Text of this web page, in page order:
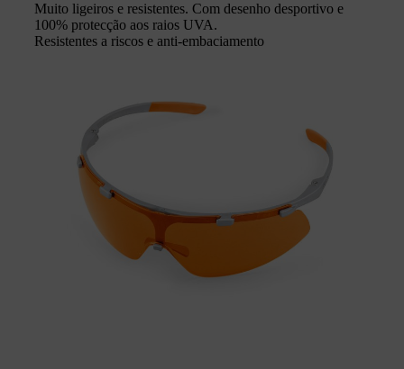
Muito ligeiros e resistentes. Com desenho desportivo e
100% protecção aos raios UVA.
Resistentes a riscos e anti-embaciamento